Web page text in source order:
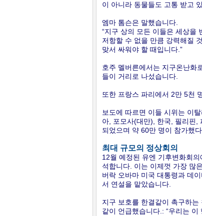
이 아니라 동물들도 고통 받고
엠마 톰슨은 말했습니다.
“지구 상의 모든 이들은 세상을
저항할 수 없을 만큼 강력해질
맞서 싸워야 할 때입니다.”
호주 멜버른에서는 지구온난화
들이 거리로 나섰습니다.
또한 프랑스 파리에서 2만 5천
보도에 따르면 이들 시위는 이
아, 포모사(대만), 한국, 필리핀,
되었으며 약 60만 명이 참가했
최대 규모의 정상회의
12월 예정된 유엔 기후변화회
석합니다. 이는 이제껏 가장 많
버락 오바마 미국 대통령과 데
서 연설을 맡았습니다.
지구 보호를 한결같이 촉구하
같이 언급했습니다.: “우리는